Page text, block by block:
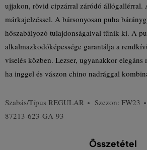
ujjakon, rövid cipzárral záródó állógallérral.
márkajelzéssel. A bársonyosan puha
hőszabályozó tulajdonságaival tűnik ki. A
alkalmazkodóképessége garantálja a
viselés közben. Lezser, ugyanakkor elegáns
ha inggel és vászon chino nadrággal
Szabás/Típus REGULAR Szezon: FW23
87213-623-GA-93
Összetétel